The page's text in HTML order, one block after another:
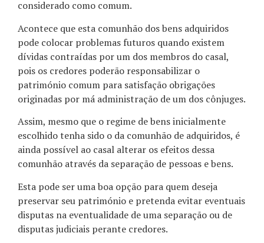
considerado como comum.
Acontece que esta comunhão dos bens adquiridos
pode colocar problemas futuros quando existem
dívidas contraídas por um dos membros do casal,
pois os credores poderão responsabilizar o
património comum para satisfação obrigações
originadas por má administração de um dos cônjuges.
Assim, mesmo que o regime de bens inicialmente
escolhido tenha sido o da comunhão de adquiridos, é
ainda possível ao casal alterar os efeitos dessa
comunhão através da separação de pessoas e bens.
Esta pode ser uma boa opção para quem deseja
preservar seu património e pretenda evitar eventuais
disputas na eventualidade de uma separação ou de
disputas judiciais perante credores.